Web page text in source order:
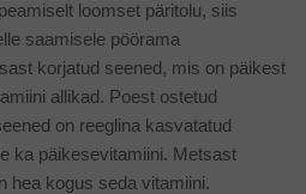
loomset päritolu, siis
saamisele pöörama
korjatud seened, mis on päikest
allikad. Poest ostetud
on reeglina kasvatatud
ka päikesevitamiini. Metsast
hea kogus seda vitamiini.